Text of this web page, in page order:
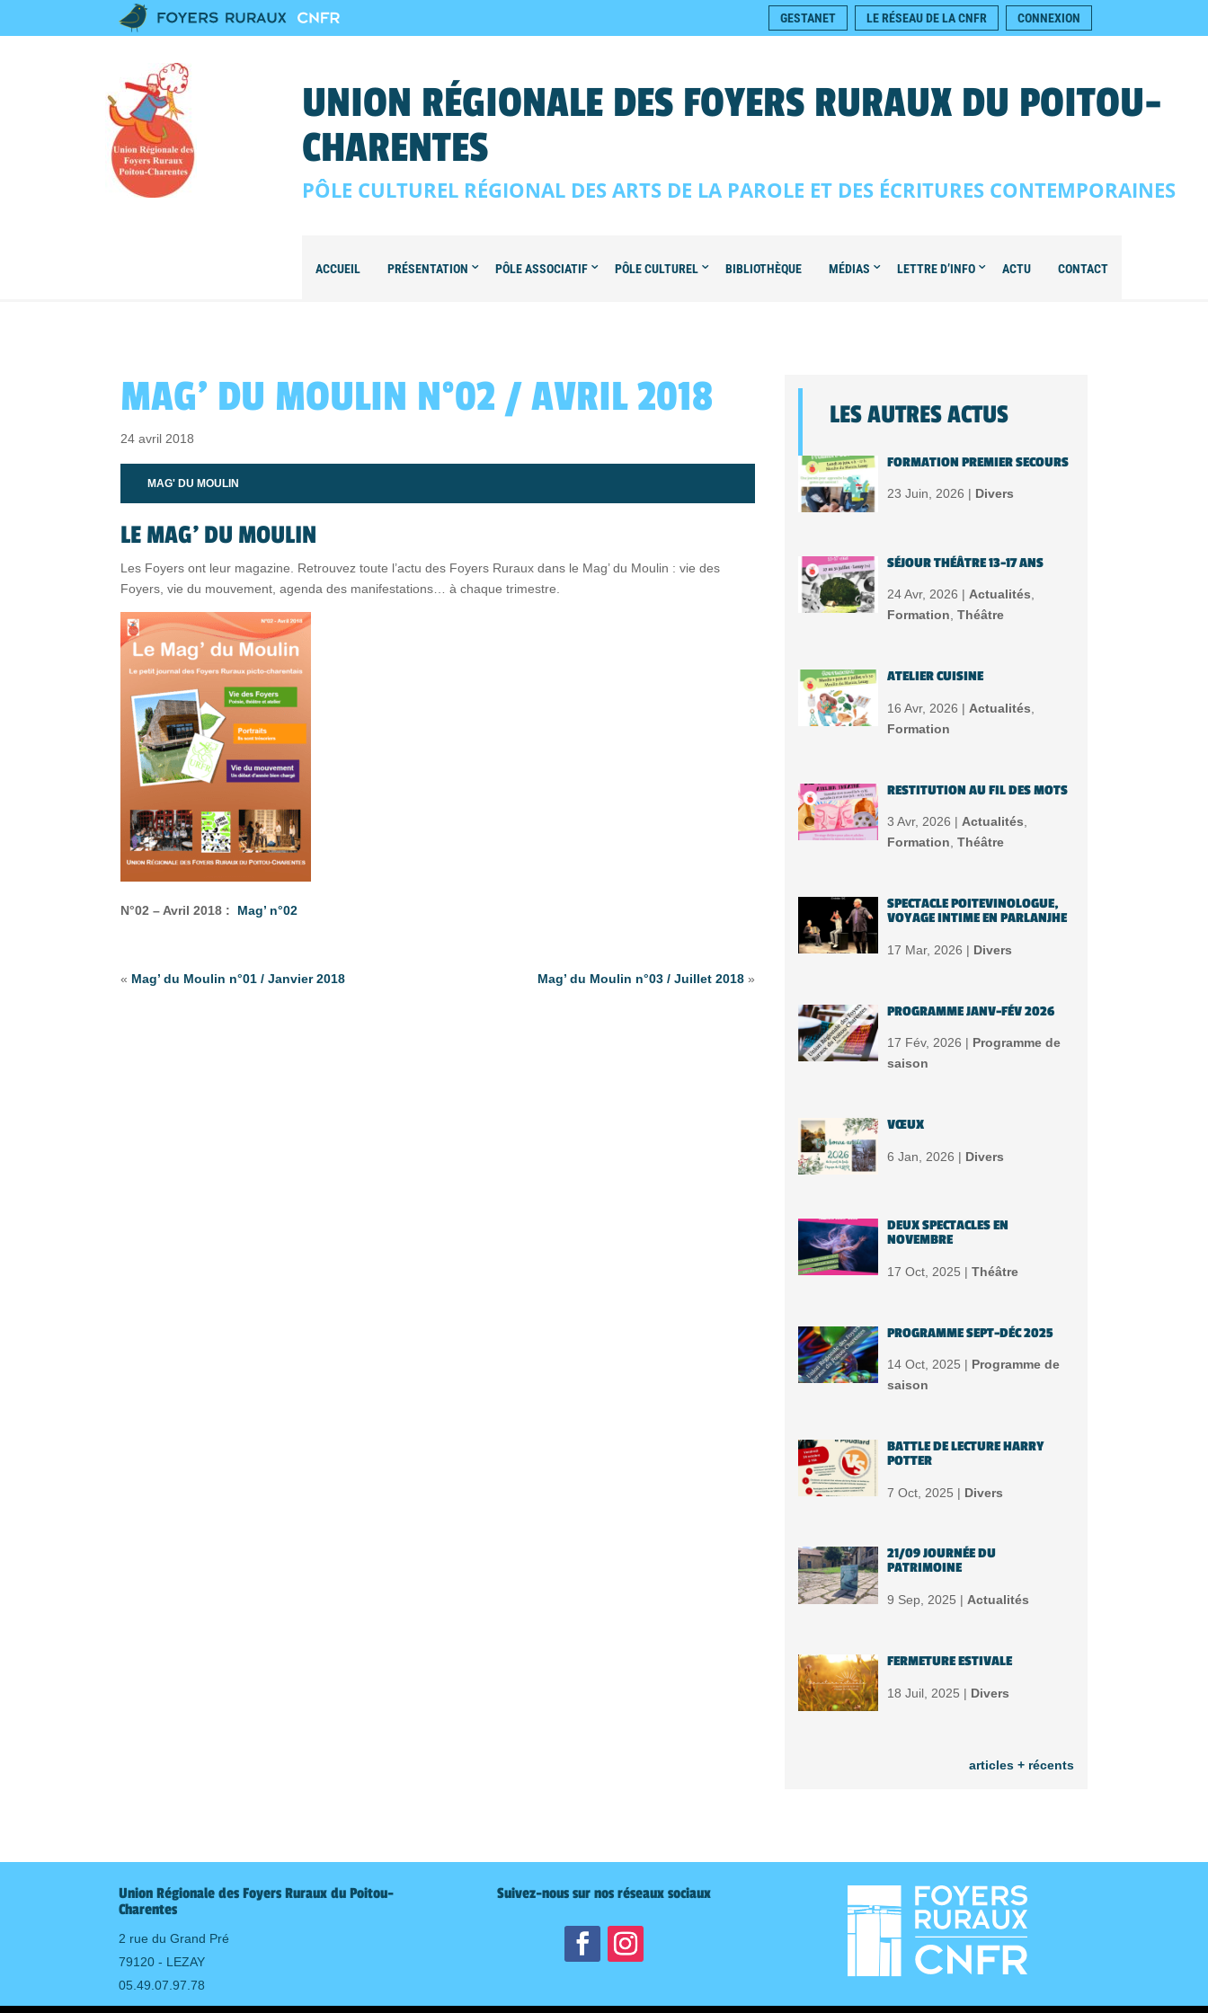
GESTANET LE RÉSEAU DE LA CNFR CONNEXION
UNION RÉGIONALE DES FOYERS RURAUX DU POITOU-
CHARENTES
PÔLE CULTUREL RÉGIONAL DES ARTS DE LA PAROLE ET DES ÉCRITURES CONTEMPORAINES
ACCUEIL PRÉSENTATION PÔLE ASSOCIATIF PÔLE CULTUREL BIBLIOTHÈQUE MÉDIAS LETTRE D’INFO ACTU CONTACT
MAG’ DU MOULIN N°02 / AVRIL 2018
24 avril 2018
MAG' DU MOULIN
LE MAG’ DU MOULIN
Les Foyers ont leur magazine. Retrouvez toute l’actu des Foyers Ruraux dans le Mag’ du Moulin : vie des
Foyers, vie du mouvement, agenda des manifestations… à chaque trimestre.
N°02 – Avril 2018 : Mag’ n°02
« Mag’ du Moulin n°01 / Janvier 2018 Mag’ du Moulin n°03 / Juillet 2018 »
LES AUTRES ACTUS
FORMATION PREMIER SECOURS
23 Juin, 2026 | Divers
SÉJOUR THÉÂTRE 13-17 ANS
24 Avr, 2026 | Actualités,
Formation, Théâtre
ATELIER CUISINE
16 Avr, 2026 | Actualités
Formation
RESTITUTION AU FIL DES MOTS
3 Avr, 2026 | Actualités,
Formation, Théâtre
SPECTACLE POITEVINOLOGUE,
VOYAGE INTIME EN PARLANJHE
17 Mar, 2026 | Divers
PROGRAMME JANV-FÉV 2026
17 Fév, 2026 | Programme de
saison
VŒUX
6 Jan, 2026 | Divers
DEUX SPECTACLES EN
NOVEMBRE
17 Oct, 2025 | Théâtre
PROGRAMME SEPT-DÉC 2025
14 Oct, 2025 | Programme de
saison
BATTLE DE LECTURE HARRY
POTTER
7 Oct, 2025 | Divers
21/09 JOURNÉE DU
PATRIMOINE
9 Sep, 2025 | Actualités
FERMETURE ESTIVALE
18 Juil, 2025 | Divers
articles + récents
Union Régionale des Foyers Ruraux du Poitou-
Charentes
2 rue du Grand Pré
79120 - LEZAY
05.49.07.97.78
Suivez-nous sur nos réseaux sociaux